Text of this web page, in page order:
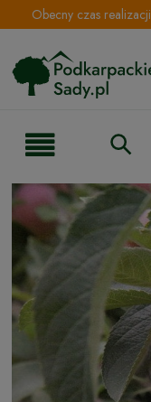
Obecny czas